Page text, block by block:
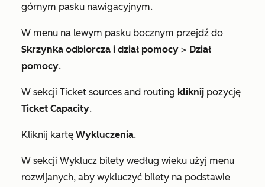
górnym pasku nawigacyjnym.
W menu na lewym pasku bocznym przejdź do
Skrzynka odbiorcza i dział pomocy > Dział
pomocy.
W sekcji Ticket sources and routing kliknij pozycję
Ticket Capacity.
Kliknij kartę Wykluczenia.
W sekcji Wyklucz bilety według wieku użyj menu
rozwijanych, aby wykluczyć bilety na podstawie